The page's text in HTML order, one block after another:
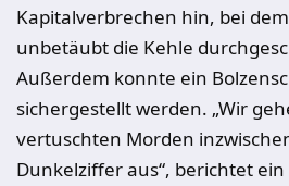
Kapitalverbrechen hin, bei
unbetäubt die Kehle
Außerdem konnte ein
sichergestellt werden. „Wir
vertuschten Morden
Dunkelziffer aus“, berichtet